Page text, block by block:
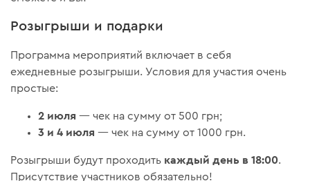
Розыгрыши и подарки
Программа мероприятий включает в себя
ежедневные розыгрыши. Условия для участия очень
простые:
2 июля — чек на сумму от 500 грн;
3 и 4 июля — чек на сумму от 1000 грн.
Розыгрыши будут проходить каждый день в 18:00.
Присутствие участников обязательно!